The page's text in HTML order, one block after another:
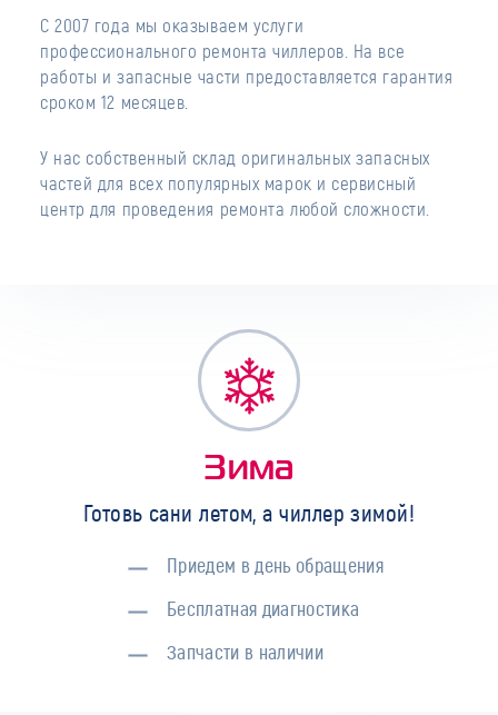
С 2007 года мы оказываем услуги
профессионального ремонта чиллеров. На все
работы и запасные части предоставляется гарантия
сроком 12 месяцев.
У нас собственный склад оригинальных запасных
частей для всех популярных марок и сервисный
центр для проведения ремонта любой сложности.
Зима
Готовь сани летом, а чиллер зимой!
Приедем в день обращения
Бесплатная диагностика
Запчасти в наличии